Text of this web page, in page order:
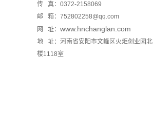
传 真：0372-2158069
邮 箱：752802258@qq.com
网 址： www.hnchanglan.com
地 址：河南省安阳市文峰区火炬创业园北
楼1118室